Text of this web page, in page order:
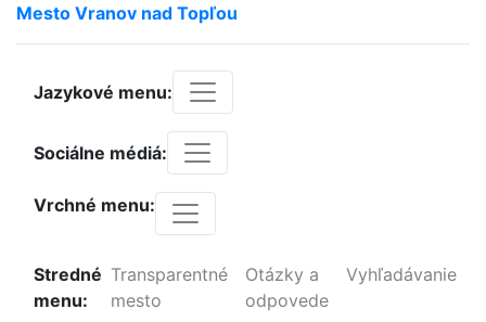
Mesto Vranov nad Topľou
Jazykové menu:
Sociálne médiá:
Vrchné menu:
Stredné
menu:
Transparentné
mesto
Otázky a
odpovede
Vyhľadávanie